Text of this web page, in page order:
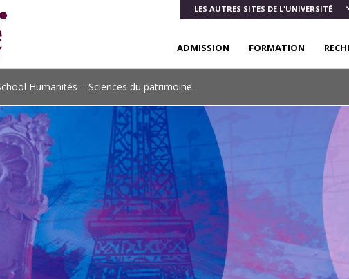
LES AUTRES SITES DE L'UNIVERSITÉ
ADMISSION FORMATION
Humanités – Sciences du patrimoine